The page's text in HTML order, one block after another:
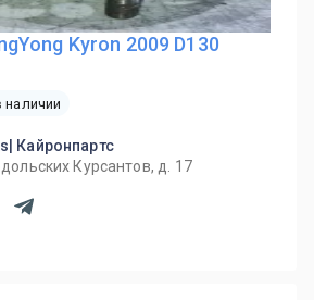
Kyron 2009 D130
наличии
Кайронпартс
Курсантов, д. 17